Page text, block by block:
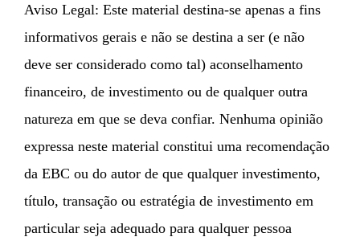
Aviso Legal: Este material destina-se apenas a fins
informativos gerais e não se destina a ser (e não
deve ser considerado como tal) aconselhamento
financeiro, de investimento ou de qualquer outra
natureza em que se deva confiar. Nenhuma opinião
expressa neste material constitui uma recomendação
da EBC ou do autor de que qualquer investimento,
título, transação ou estratégia de investimento em
particular seja adequado para qualquer pessoa